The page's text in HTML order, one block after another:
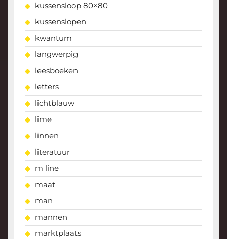
kussensloop 80×80
kussenslopen
kwantum
langwerpig
leesboeken
letters
lichtblauw
lime
linnen
literatuur
m line
maat
man
mannen
marktplaats